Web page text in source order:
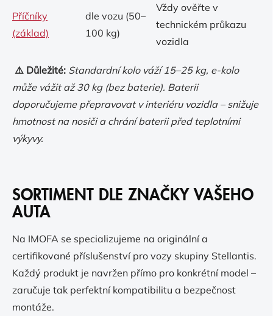
Příčníky
(základ)
dle vozu (50–
100 kg)
Vždy ověřte v
technickém průkazu
vozidla
⚠️ Důležité: Standardní kolo váží 15–25 kg, e-kolo
může vážit až 30 kg (bez baterie). Baterii
doporučujeme přepravovat v interiéru vozidla – snižuje
hmotnost na nosiči a chrání baterii před teplotními
výkyvy.
SORTIMENT DLE ZNAČKY VAŠEHO
AUTA
Na IMOFA se specializujeme na originální a
certifikované příslušenství pro vozy skupiny Stellantis.
Každý produkt je navržen přímo pro konkrétní model –
zaručuje tak perfektní kompatibilitu a bezpečnost
montáže.